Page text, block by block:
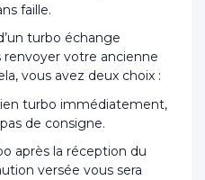
faille.
turbo échange
votre ancienne
vous avez deux choix :
turbo immédiatement,
de consigne.
après la réception du
versée vous sera